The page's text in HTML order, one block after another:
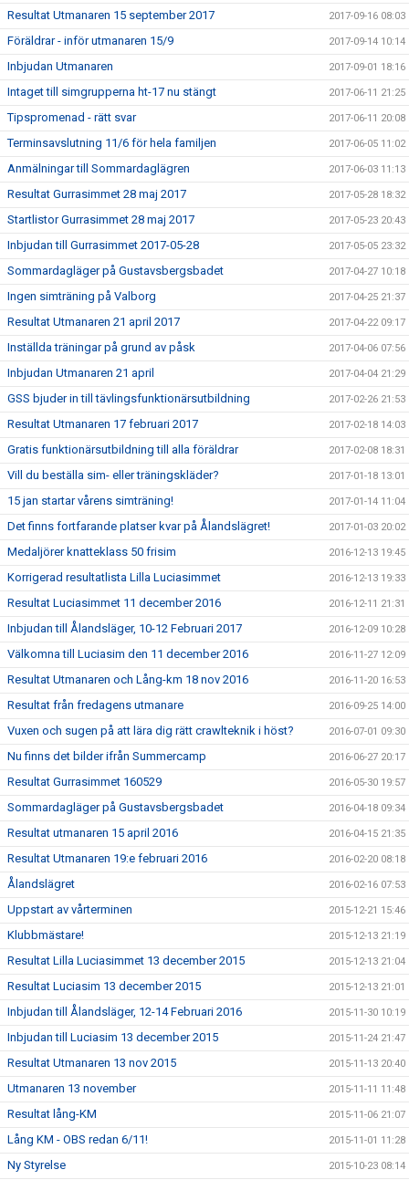
Resultat Utmanaren 15 september 2017 2017-09-16 08:03
Föräldrar - inför utmanaren 15/9 2017-09-14 10:14
Inbjudan Utmanaren 2017-09-01 18:16
Intaget till simgrupperna ht-17 nu stängt 2017-06-11 21:25
Tipspromenad - rätt svar 2017-06-11 20:08
Terminsavslutning 11/6 för hela familjen 2017-06-05 11:02
Anmälningar till Sommardaglägren 2017-06-03 11:13
Resultat Gurrasimmet 28 maj 2017 2017-05-28 18:32
Startlistor Gurrasimmet 28 maj 2017 2017-05-23 20:43
Inbjudan till Gurrasimmet 2017-05-28 2017-05-05 23:32
Sommardagläger på Gustavsbergsbadet 2017-04-27 10:18
Ingen simträning på Valborg 2017-04-25 21:37
Resultat Utmanaren 21 april 2017 2017-04-22 09:17
Inställda träningar på grund av påsk 2017-04-06 07:56
Inbjudan Utmanaren 21 april 2017-04-04 21:29
GSS bjuder in till tävlingsfunktionärsutbildning 2017-02-26 21:53
Resultat Utmanaren 17 februari 2017 2017-02-18 14:03
Gratis funktionärsutbildning till alla föräldrar 2017-02-08 18:31
Vill du beställa sim- eller träningskläder? 2017-01-18 13:01
15 jan startar vårens simträning! 2017-01-14 11:04
Det finns fortfarande platser kvar på Ålandslägret! 2017-01-03 20:02
Medaljörer knatteklass 50 frisim 2016-12-13 19:45
Korrigerad resultatlista Lilla Luciasimmet 2016-12-13 19:33
Resultat Luciasimmet 11 december 2016 2016-12-11 21:31
Inbjudan till Ålandsläger, 10-12 Februari 2017 2016-12-09 10:28
Välkomna till Luciasim den 11 december 2016 2016-11-27 12:09
Resultat Utmanaren och Lång-km 18 nov 2016 2016-11-20 16:53
Resultat från fredagens utmanare 2016-09-25 14:00
Vuxen och sugen på att lära dig rätt crawlteknik i höst? 2016-07-01 09:30
Nu finns det bilder ifrån Summercamp 2016-06-27 20:17
Resultat Gurrasimmet 160529 2016-05-30 19:57
Sommardagläger på Gustavsbergsbadet 2016-04-18 09:34
Resultat utmanaren 15 april 2016 2016-04-15 21:35
Resultat Utmanaren 19:e februari 2016 2016-02-20 08:18
Ålandslägret 2016-02-16 07:53
Uppstart av vårterminen 2015-12-21 15:46
Klubbmästare! 2015-12-13 21:19
Resultat Lilla Luciasimmet 13 december 2015 2015-12-13 21:04
Resultat Luciasim 13 december 2015 2015-12-13 21:01
Inbjudan till Ålandsläger, 12-14 Februari 2016 2015-11-30 10:19
Inbjudan till Luciasim 13 december 2015 2015-11-24 21:47
Resultat Utmanaren 13 nov 2015 2015-11-13 20:40
Utmanaren 13 november 2015-11-11 11:48
Resultat lång-KM 2015-11-06 21:07
Lång KM - OBS redan 6/11! 2015-11-01 11:28
Ny Styrelse 2015-10-23 08:14